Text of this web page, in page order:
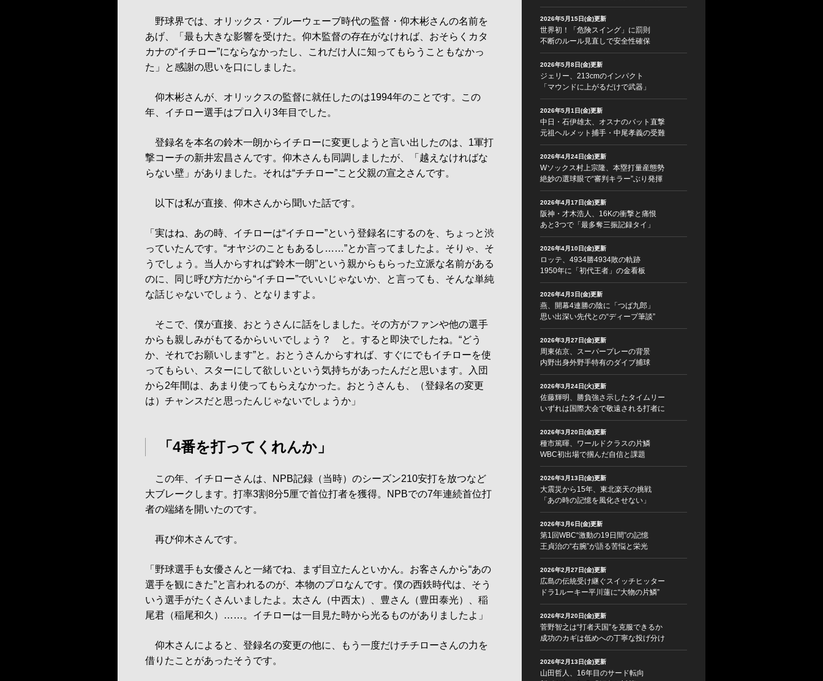
野球界では、オリックス・ブルーウェーブ時代の監督・仰木彬さんの名前を
あげ、「最も大きな影響を受けた。仰木監督の存在がなければ、おそらくカタ
カナの“イチロー”にならなかったし、これだけ人に知ってもらうこともなかっ
た」と感謝の思いを口にしました。
仰木彬さんが、オリックスの監督に就任したのは1994年のことです。この
年、イチロー選手はプロ入り3年目でした。
登録名を本名の鈴木一朗からイチローに変更しようと言い出したのは、1軍打
撃コーチの新井宏昌さんです。仰木さんも同調しましたが、「越えなければな
らない壁」がありました。それは“チチロー”こと父親の宣之さんです。
以下は私が直接、仰木さんから聞いた話です。
「実はね、あの時、イチローは“イチロー”という登録名にするのを、ちょっと渋
っていたんです。“オヤジのこともあるし……”とか言ってましたよ。そりゃ、そ
うでしょう。当人からすれば“鈴木一朗”という親からもらった立派な名前がある
のに、同じ呼び方だから“イチロー”でいいじゃないか、と言っても、そんな単純
な話じゃないでしょう、となりますよ。
そこで、僕が直接、おとうさんに話をしました。その方がファンや他の選手
からも親しみがもてるからいいでしょう？ と。すると即決でしたね。“どう
か、それでお願いします”と。おとうさんからすれば、すぐにでもイチローを使
ってもらい、スターにして欲しいという気持ちがあったんだと思います。入団
から2年間は、あまり使ってもらえなかった。おとうさんも、（登録名の変更
は）チャンスだと思ったんじゃないでしょうか」
「4番を打ってくれんか」
この年、イチローさんは、NPB記録（当時）のシーズン210安打を放つなど
大ブレークします。打率3割8分5厘で首位打者を獲得。NPBでの7年連続首位打
者の端緒を開いたのです。
再び仰木さんです。
「野球選手も女優さんと一緒でね、まず目立たんといかん。お客さんから“あの
選手を観にきた”と言われるのが、本物のプロなんです。僕の西鉄時代は、そう
いう選手がたくさんいましたよ。太さん（中西太）、豊さん（豊田泰光）、稲
尾君（稲尾和久）……。イチローは一目見た時から光るものがありましたよ」
仰木さんによると、登録名の変更の他に、もう一度だけチチローさんの力を
借りたことがあったそうです。
2026年5月15日(金)更新
世界初！「危険スイング」に罰則
不断のルール見直しで安全性確保
2026年5月8日(金)更新
ジェリー、213cmのインパクト
「マウンドに上がるだけで武器」
2026年5月1日(金)更新
中日・石伊雄太、オスナのバット直撃
元祖ヘルメット捕手・中尾孝義の受難
2026年4月24日(金)更新
Wソックス村上宗隆、本塁打量産態勢
絶妙の選球眼で“審判キラー”ぶり発揮
2026年4月17日(金)更新
阪神・才木浩人、16Kの衝撃と痛恨
あと3つで「最多奪三振記録タイ」
2026年4月10日(金)更新
ロッテ、4934勝4934敗の軌跡
1950年に「初代王者」の金看板
2026年4月3日(金)更新
燕、開幕4連勝の陰に「つば九郎」
思い出深い先代との“ディープ筆談”
2026年3月27日(金)更新
周東佑京、スーパープレーの背景
内野出身外野手特有のダイブ捕球
2026年3月24日(火)更新
佐藤輝明、勝負強さ示したタイムリー
いずれは国際大会で敬遠される打者に
2026年3月20日(金)更新
種市篤暉、ワールドクラスの片鱗
WBC初出場で掴んだ自信と課題
2026年3月13日(金)更新
大震災から15年、東北楽天の挑戦
「あの時の記憶を風化させない」
2026年3月6日(金)更新
第1回WBC“激動の19日間”の記憶
王貞治の“右腕”が語る苦悩と栄光
2026年2月27日(金)更新
広島の伝統受け継ぐスイッチヒッター
ドラ1ルーキー平川蓮に“大物の片鱗”
2026年2月20日(金)更新
菅野智之は“打者天国”を克服できるか
成功のカギは低めへの丁寧な投げ分け
2026年2月13日(金)更新
山田哲人、16年目のサード転向